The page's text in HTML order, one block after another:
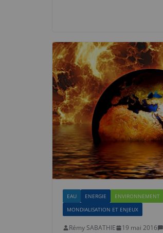
EAU ENERGIE
ENVIRONNEMENT
MONDIALISATION ET ENJEUX
Rémy SABATHIE 19 mai 2016